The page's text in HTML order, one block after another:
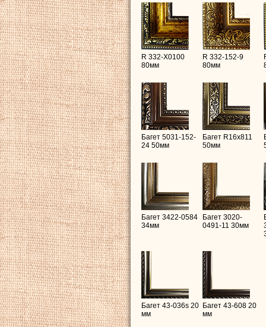
R 332-X0100
80мм
R 332-152-9
80мм
Багет 5031-152-
24 50мм
Багет R16х811
50мм
Багет 3422-0584
34мм
Багет 3020-
0491-11 30мм
Багет 43-036s 20
мм
Багет 43-608 20
мм